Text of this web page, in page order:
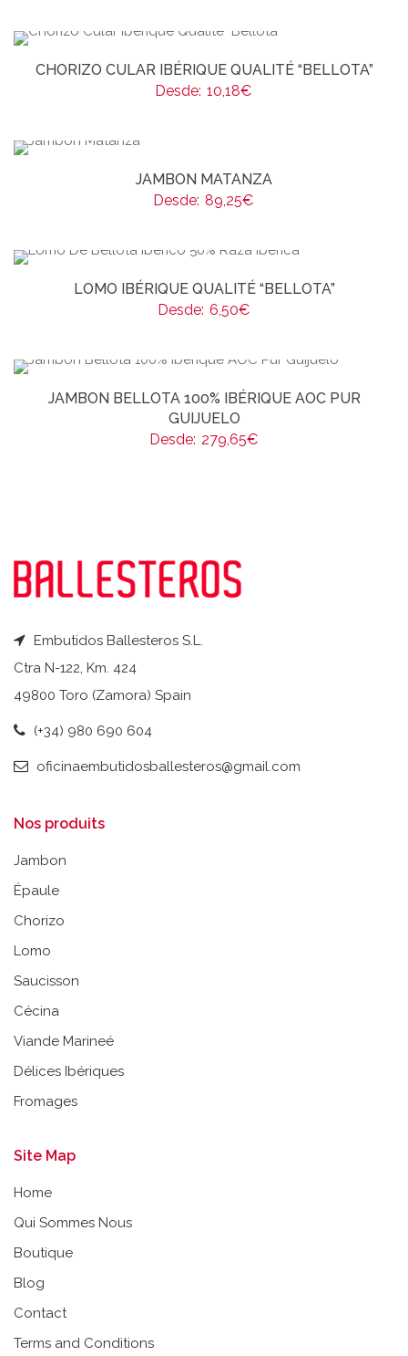
CHORIZO CULAR IBÉRIQUE QUALITÉ “BELLOTA”
Desde: 10,18€
JAMBON MATANZA
Desde: 89,25€
LOMO IBÉRIQUE QUALITÉ “BELLOTA”
Desde: 6,50€
JAMBON BELLOTA 100% IBÉRIQUE AOC PUR
GUIJUELO
Desde: 279,65€
Embutidos Ballesteros S.L.
Ctra N-122, Km. 424
49800 Toro (Zamora) Spain
(+34) 980 690 604
oficinaembutidosballesteros@gmail.com
Nos produits
Jambon
Épaule
Chorizo
Lomo
Saucisson
Cécina
Viande Marineé
Délices Ibériques
Fromages
Site Map
Home
Qui Sommes Nous
Boutique
Blog
Contact
Terms and Conditions